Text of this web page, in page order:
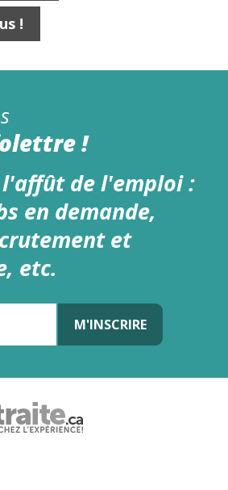
!
!
de l'emploi :
en demande,
et
etc.